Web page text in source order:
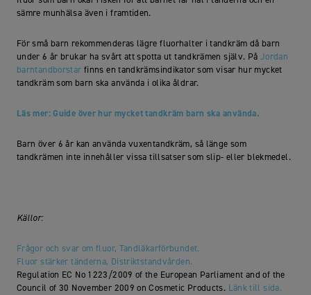
sämre munhälsa även i framtiden.
För små barn rekommenderas lägre fluorhalter i tandkräm då barn
under 6 år brukar ha svårt att spotta ut tandkrämen själv. På Jordan
barntandborstar finns en tandkrämsindikator som visar hur mycket
tandkräm som barn ska använda i olika åldrar.
Läs mer: Guide över hur mycket tandkräm barn ska använda.
Barn över 6 år kan använda vuxentandkräm, så länge som
tandkrämen inte innehåller vissa tillsatser som slip- eller blekmedel.
Källor:
Frågor och svar om fluor, Tandläkarförbundet.
Fluor stärker tänderna, Distriktstandvården.
Regulation EC No 1223/2009 of the European Parliament and of the
Council of 30 November 2009 on Cosmetic Products. Länk till sida.